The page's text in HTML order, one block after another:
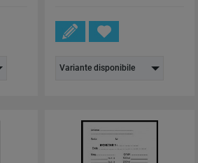
Variante disponibile